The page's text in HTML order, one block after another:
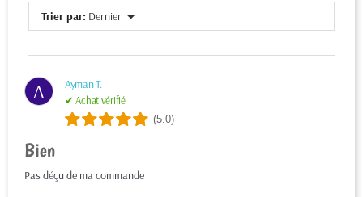
Trier par: Dernier
A Ayman T.
✔ Achat vérifié
(5.0)
Bien
Pas déçu de ma commande